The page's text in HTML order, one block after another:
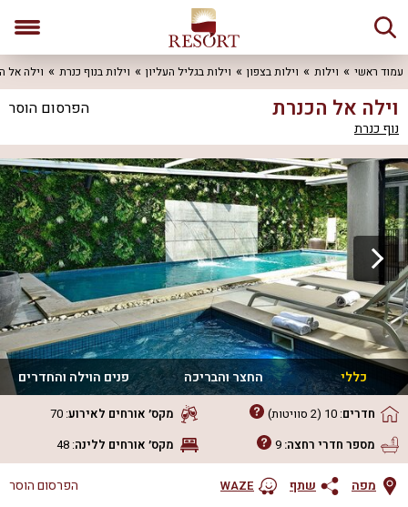
עמוד ראשי וילות וילות בצפון וילות בגליל העליון וילות בנוף כנרת וילה אל
וילה אל הכנרת הפרסום הוסר
נוף כנרת
כללי החצר והבריכה פנים הוילה והחדרים
חדרים:
10 (2 סוויטות) מקס׳ אורחים לאירוע:
70
מספר חדרי רחצה:9 מקס׳ אורחים ללינה:
48
מפה שתף WAZE הפרסום הוסר